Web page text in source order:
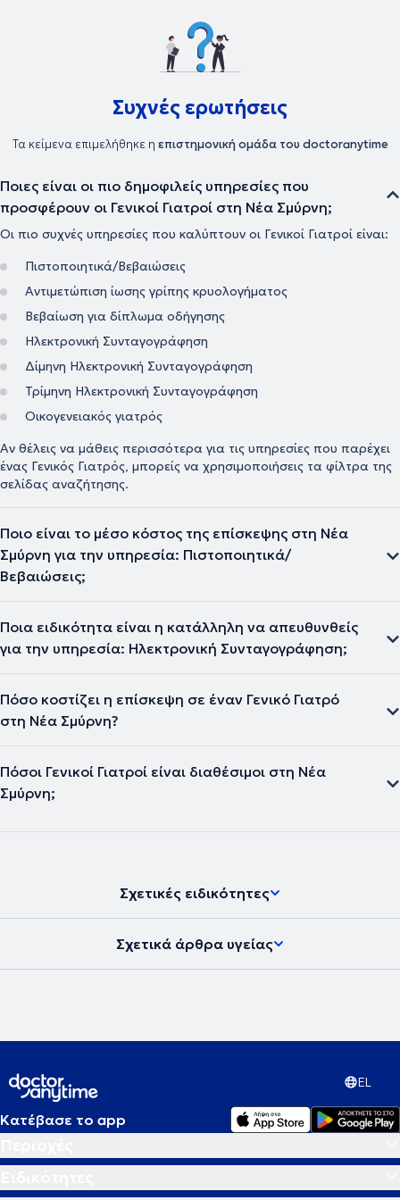
Συχνές ερωτήσεις
Τα κείμενα επιμελήθηκε η επιστημονική ομάδα του doctoranytime
Ποιες είναι οι πιο δημοφιλείς υπηρεσίες που
προσφέρουν οι Γενικοί Γιατροί στη Νέα Σμύρνη;
Οι πιο συχνές υπηρεσίες που καλύπτουν οι Γενικοί Γιατροί είναι:
Πιστοποιητικά/Βεβαιώσεις
Αντιμετώπιση ίωσης γρίπης κρυολογήματος
Βεβαίωση για δίπλωμα οδήγησης
Ηλεκτρονική Συνταγογράφηση
Δίμηνη Ηλεκτρονική Συνταγογράφηση
Τρίμηνη Ηλεκτρονική Συνταγογράφηση
Οικογενειακός γιατρός
Αν θέλεις να μάθεις περισσότερα για τις υπηρεσίες που παρέχει
ένας Γενικός Γιατρός, μπορείς να χρησιμοποιήσεις τα φίλτρα της
σελίδας αναζήτησης.
Ποιο είναι το μέσο κόστος της επίσκεψης στη Νέα
Σμύρνη για την υπηρεσία: Πιστοποιητικά/
Βεβαιώσεις;
Ποια ειδικότητα είναι η κατάλληλη να απευθυνθείς
για την υπηρεσία: Ηλεκτρονική Συνταγογράφηση;
Πόσο κοστίζει η επίσκεψη σε έναν Γενικό Γιατρό
στη Νέα Σμύρνη?
Πόσοι Γενικοί Γιατροί είναι διαθέσιμοι στη Νέα
Σμύρνη;
Σχετικές ειδικότητες
Σχετικά άρθρα υγείας
EL
Κατέβασε το app